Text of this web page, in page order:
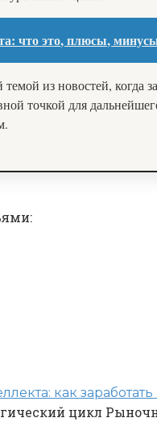
что это, плюсы,
темой из новостей,
точкой для
как
цикл